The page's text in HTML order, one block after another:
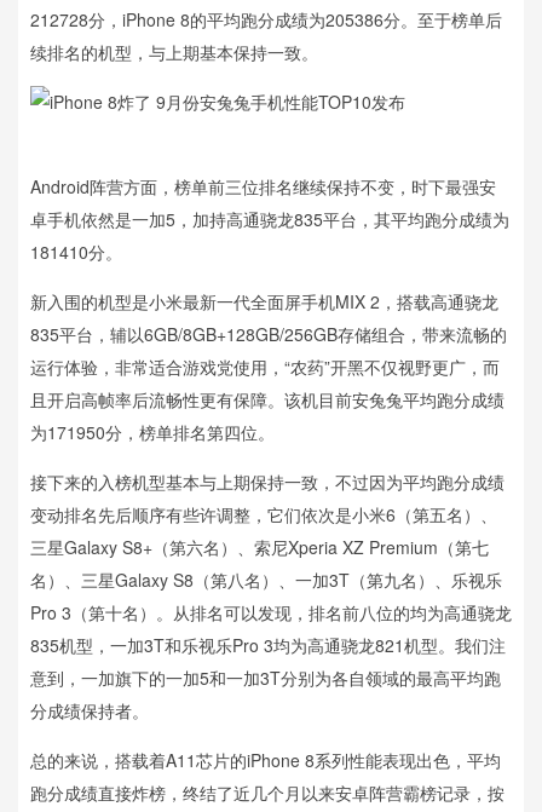
212728分，iPhone 8的平均跑分成绩为205386分。至于榜单后
续排名的机型，与上期基本保持一致。
Android阵营方面，榜单前三位排名继续保持不变，时下最强安
卓手机依然是一加5，加持高通骁龙835平台，其平均跑分成绩为
181410分。
新入围的机型是小米最新一代全面屏手机MIX 2，搭载高通骁龙
835平台，辅以6GB/8GB+128GB/256GB存储组合，带来流畅的
运行体验，非常适合游戏党使用，“农药”开黑不仅视野更广，而
且开启高帧率后流畅性更有保障。该机目前安兔兔平均跑分成绩
为171950分，榜单排名第四位。
接下来的入榜机型基本与上期保持一致，不过因为平均跑分成绩
变动排名先后顺序有些许调整，它们依次是小米6（第五名）、
三星Galaxy S8+（第六名）、索尼Xperia XZ Premium（第七
名）、三星Galaxy S8（第八名）、一加3T（第九名）、乐视乐
Pro 3（第十名）。从排名可以发现，排名前八位的均为高通骁龙
835机型，一加3T和乐视乐Pro 3均为高通骁龙821机型。我们注
意到，一加旗下的一加5和一加3T分别为各自领域的最高平均跑
分成绩保持者。
总的来说，搭载着A11芯片的iPhone 8系列性能表现出色，平均
跑分成绩直接炸榜，终结了近几个月以来安卓阵营霸榜记录，按